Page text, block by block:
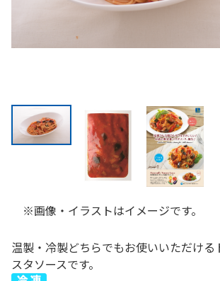
※画像・イラストはイメージです。
温製・冷製どちらでもお使いいただける
スタソースです。